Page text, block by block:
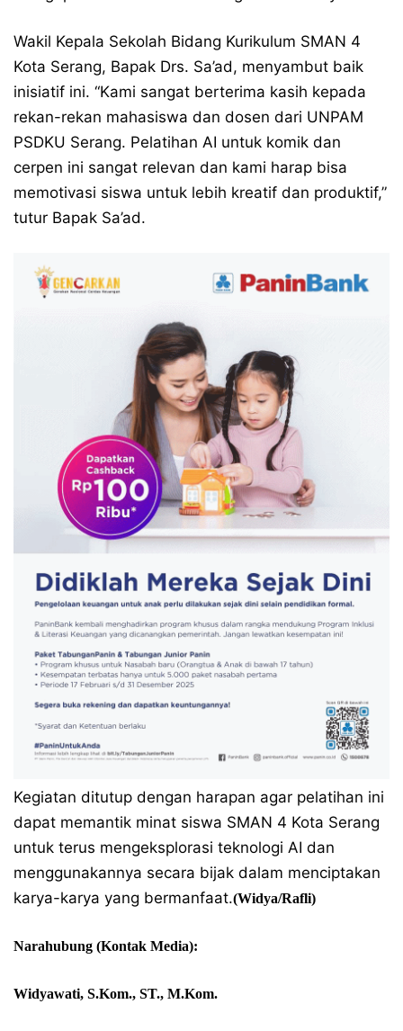
Wakil Kepala Sekolah Bidang Kurikulum SMAN 4
Kota Serang, Bapak Drs. Sa’ad, menyambut baik
inisiatif ini. “Kami sangat berterima kasih kepada
rekan-rekan mahasiswa dan dosen dari UNPAM
PSDKU Serang. Pelatihan AI untuk komik dan
cerpen ini sangat relevan dan kami harap bisa
memotivasi siswa untuk lebih kreatif dan produktif,”
tutur Bapak Sa’ad.
Kegiatan ditutup dengan harapan agar pelatihan ini
dapat memantik minat siswa SMAN 4 Kota Serang
untuk terus mengeksplorasi teknologi AI dan
menggunakannya secara bijak dalam menciptakan
karya-karya yang bermanfaat.(Widya/Rafli)
Narahubung (Kontak Media):
Widyawati, S.Kom., ST., M.Kom.